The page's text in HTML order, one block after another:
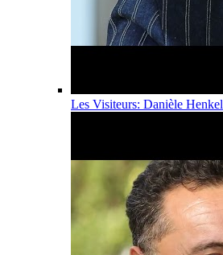
Les Visiteurs: Danièle Henkel